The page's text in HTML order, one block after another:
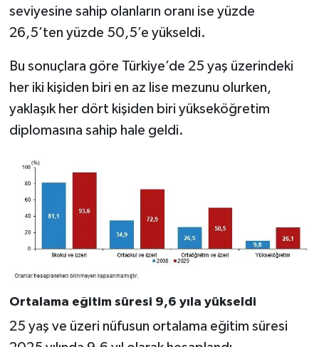
seviyesine sahip olanların oranı ise yüzde
26,5’ten yüzde 50,5’e yükseldi.
Bu sonuçlara göre Türkiye’de 25 yaş üzerindeki
her iki kişiden biri en az lise mezunu olurken,
yaklaşık her dört kişiden biri yükseköğretim
diplomasına sahip hale geldi.
Ortalama eğitim süresi 9,6 yıla yükseldi
25 yaş ve üzeri nüfusun ortalama eğitim süresi